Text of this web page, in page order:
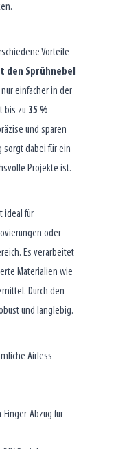
Vorteile
den Sprühnebel
einfacher in der
bis zu 35 %
und sparen
sorgt dabei für ein
Projekte ist.
ideal für
oder
Es verarbeitet
Materialien wie
Durch den
und langlebig.
Airless-
Finger-Abzug für